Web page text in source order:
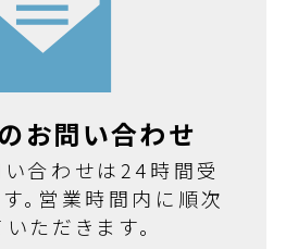
お問い合わせ
合わせは24時間受
。営業時間内に順次
ただきます。